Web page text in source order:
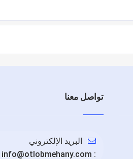
تقييماً فموقع اطلب مهني
تواصل معنا
البريد الإلكتروني
:
info@otlobmehany.com